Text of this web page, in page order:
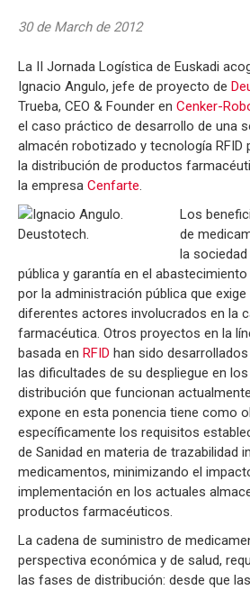
30 de March de 2012
La II Jornada Logística de Euskadi
Ignacio Angulo, jefe de proyecto de
Trueba, CEO & Founder en Cenker-
el caso práctico de desarrollo de una
almacén robotizado y tecnología RFID
la distribución de productos
la empresa Cenfarte.
Los
de
la
pública y garantía en el
por la administración pública que
diferentes actores involucrados en la
farmacéutica. Otros proyectos en la
basada en RFID han sido
las dificultades de su despliegue en
distribución que funcionan
expone en esta ponencia tiene como
específicamente los requisitos
de Sanidad en materia de trazabilidad
medicamentos, minimizando el
implementación en los actuales
productos farmacéuticos.
La cadena de suministro de
perspectiva económica y de salud,
las fases de distribución: desde que